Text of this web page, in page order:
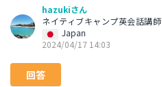
hazukiさん
ネイティブキャンプ英会話講師
Japan
2024/04/17 14:03
回答